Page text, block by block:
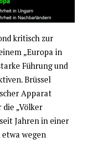
kritisch zur
„Europa in
Führung und
Brüssel
Apparat
„Völker
Jahren in einer
wegen